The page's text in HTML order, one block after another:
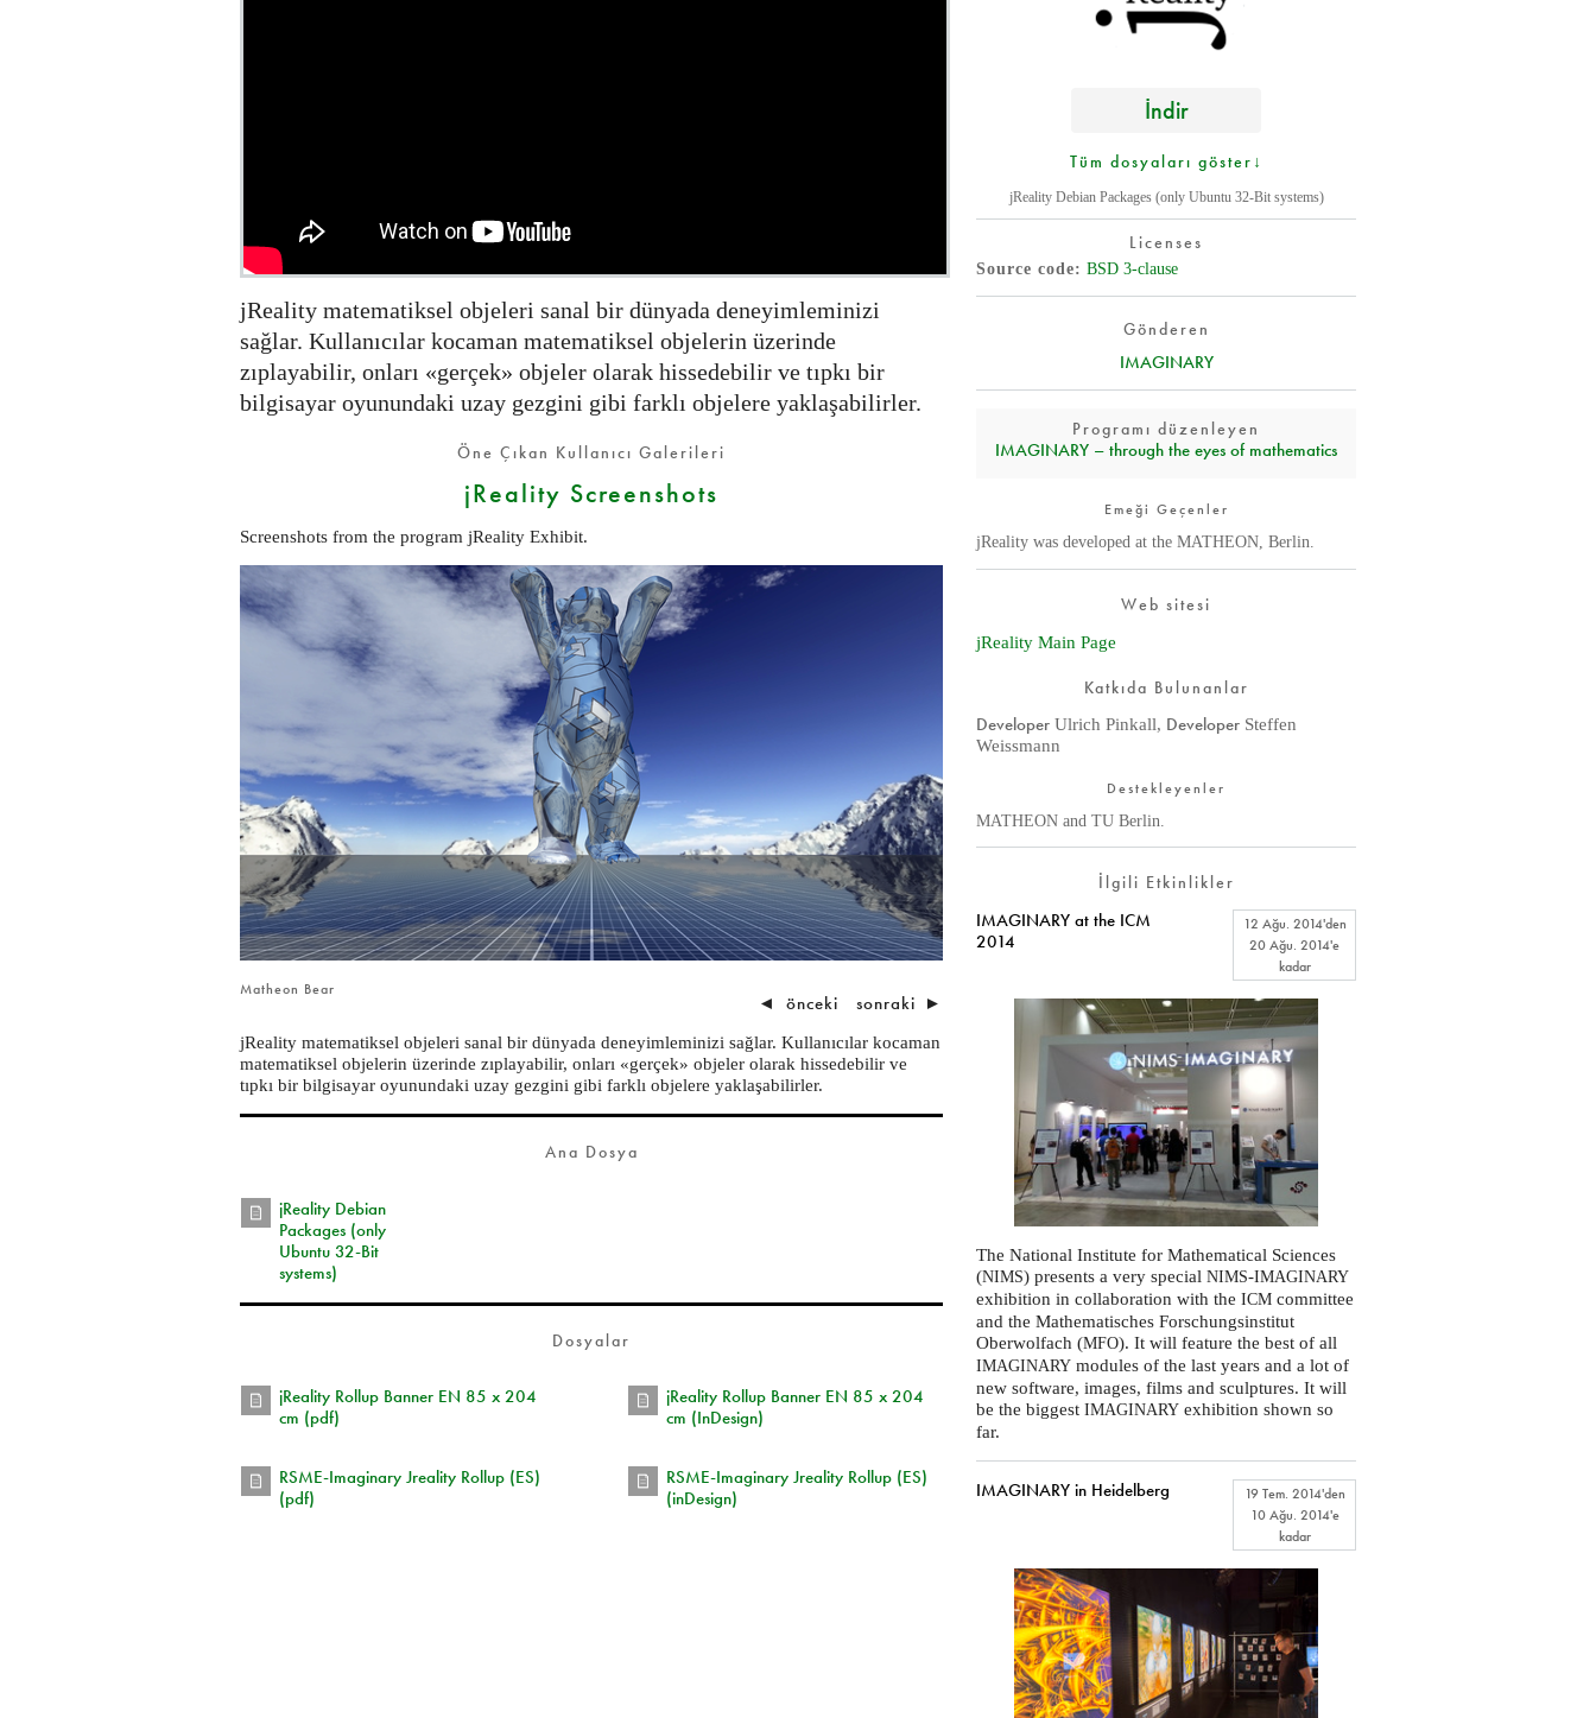
İndir
Tüm dosyaları göster↓
jReality Debian Packages (only Ubuntu 32-Bit systems)
Licenses
Source code BSD 3-clause
Gönderen
IMAGINARY
Programı düzenleyen
IMAGINARY – through the eyes of mathematics
Emeği Geçenler
jReality was developed at the MATHEON, Berlin.
Web sitesi
jReality Main Page
Katkıda Bulunanlar
Developer Ulrich Pinkall, Developer Steffen
Weissmann
Destekleyenler
MATHEON and TU Berlin.
İlgili Etkinlikler
IMAGINARY at the ICM
2014
12 Ağu. 2014'den
20 Ağu. 2014'e
kadar
The National Institute for Mathematical Sciences
(NIMS) presents a very specialNIMS-IMAGINARY
exhibition in collaboration with theICM committee
and the Mathematisches Forschungsinstitut
Oberwolfach (MFO). It will feature the best of all
IMAGINARY modules of the last years and a lot of
new software, images, films and sculptures. It will
be the biggestIMAGINARY exhibition shown so
far.
IMAGINARY in Heidelberg 19 Tem. 2014'den
10 Ağu. 2014'e
kadar
jReality matematiksel objeleri sanal bir dünyada deneyimleminizi
sağlar. Kullanıcılar kocaman matematiksel objelerin üzerinde
zıplayabilir, onları «gerçek» objeler olarak hissedebilir ve tıpkı bir
bilgisayar oyunundaki uzay gezgini gibi farklı objelere yaklaşabilirler.
Öne Çıkan Kullanıcı Galerileri
jReality Screenshots
Screenshots from the program jReality Exhibit.
Matheon Bear
◄ önceki sonraki ►
jReality matematiksel objeleri sanal bir dünyada deneyimleminizi sağlar. Kullanıcılar kocaman
matematiksel objelerin üzerinde zıplayabilir, onları «gerçek» objeler olarak hissedebilir ve
tıpkı bir bilgisayar oyunundaki uzay gezgini gibi farklı objelere yaklaşabilirler.
Ana Dosya
jReality Debian
Packages (only
Ubuntu 32-Bit
systems)
Dosyalar
jReality Rollup Banner EN 85 x 204
cm (pdf)
jReality Rollup Banner EN 85 x 204
cm (InDesign)
RSME-Imaginary Jreality Rollup (ES)
(pdf)
RSME-Imaginary Jreality Rollup (ES)
(inDesign)